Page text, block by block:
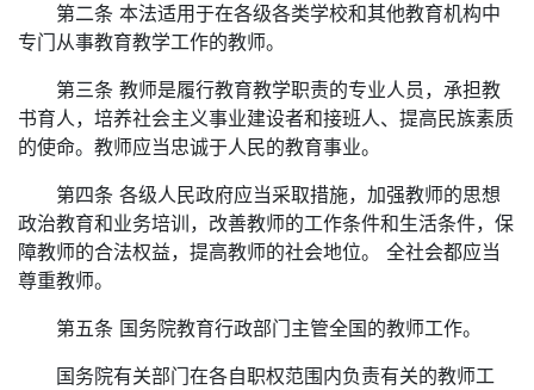
第二条 本法适用于在各级各类学校和其他教育机构中
专门从事教育教学工作的教师。
第三条 教师是履行教育教学职责的专业人员，承担教
书育人，培养社会主义事业建设者和接班人、提高民族素质
的使命。教师应当忠诚于人民的教育事业。
第四条 各级人民政府应当采取措施，加强教师的思想
政治教育和业务培训，改善教师的工作条件和生活条件，保
障教师的合法权益，提高教师的社会地位。 全社会都应当
尊重教师。
第五条 国务院教育行政部门主管全国的教师工作。
国务院有关部门在各自职权范围内负责有关的教师工